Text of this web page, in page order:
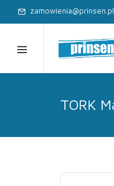
zamowienia@prinsen.pl
TORK